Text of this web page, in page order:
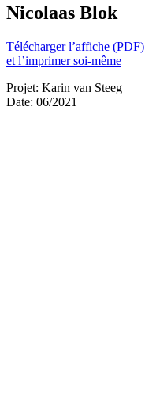
Nicolaas Blok
Télécharger l’affiche (PDF)
et l’imprimer soi-même
Projet: Karin van Steeg
Date: 06/2021